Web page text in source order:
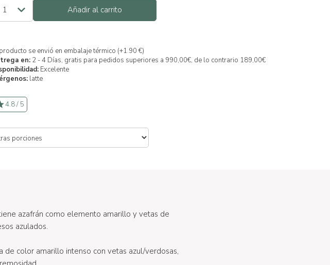
Añadir al carrito
se envió en embalaje térmico (+1.90 €)
en: 2 - 4 Días, gratis para pedidos superiores a 990,00€, de lo contrario 189,00€
Excelente
latte
4.8 / 5
azafrán como elemento amarillo y vetas de
azulados.
color amarillo intenso con vetas azul/verdosas,